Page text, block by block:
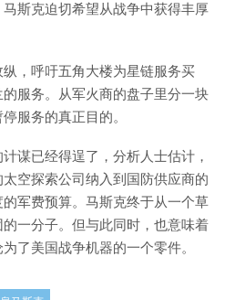
斯克迫切希望从战争中获得丰厚
，呼吁五角大楼为星链服务买
服务。从军火商的盘子里分一块
服务的真正目的。
谋已经得逞了，分析人士估计，
空探索公司纳入到国防供应商的
军费预算。马斯克终于从一个草
一分子。但与此同时，也意味着
了美国战争机器的一个零件。